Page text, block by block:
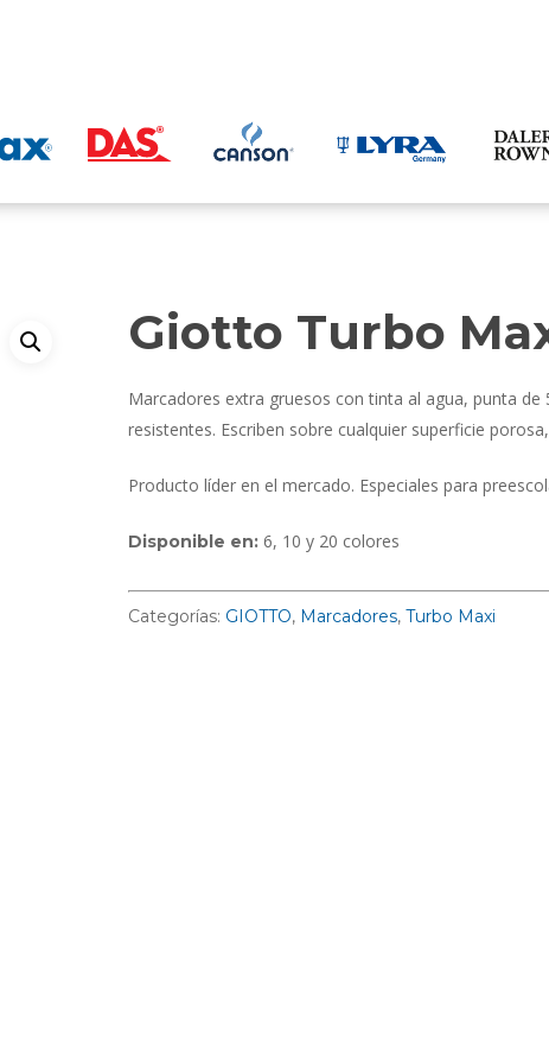
Giotto Turbo
Marcadores extra gruesos con tinta al agua, punta
resistentes. Escriben sobre cualquier superficie
Producto líder en el mercado. Especiales para
Disponible en: 6, 10 y 20 colores
Categorías: GIOTTO, Marcadores, Turbo Maxi